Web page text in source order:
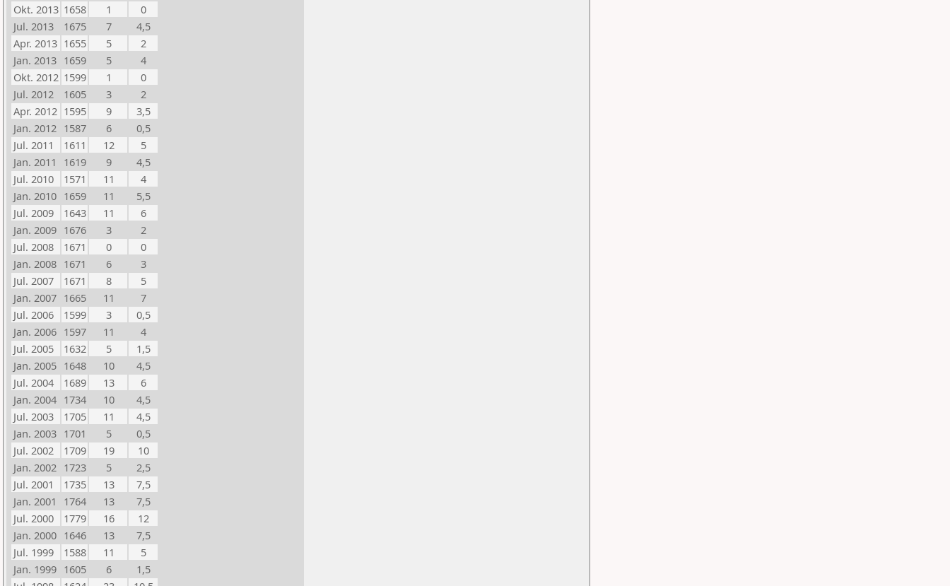
Okt. 2013 1658 1
0
Jul. 2013
1675 7
4,5
Apr. 2013 1655 5
2
Jan. 2013 1659 5
4
Okt. 2012 1599 1
0
Jul. 2012
1605 3
2
Apr. 2012 1595 9
3,5
Jan. 2012 1587 6
0,5
Jul. 2011
1611 12
5
Jan. 2011
1619 9
4,5
Jul. 2010
1571 11
4
Jan. 2010 1659 11
5,5
Jul. 2009
1643 11
6
Jan. 2009 1676 3
2
Jul. 2008
1671 0
0
Jan. 2008 1671 6
3
Jul. 2007
1671 8
5
Jan. 2007 1665 11
7
Jul. 2006
1599 3
0,5
Jan. 2006 1597 11
4
Jul. 2005
1632 5
1,5
Jan. 2005 1648 10
4,5
Jul. 2004
1689 13
6
Jan. 2004 1734 10
4,5
Jul. 2003
1705 11
4,5
Jan. 2003 1701 5
0,5
Jul. 2002
1709 19
10
Jan. 2002 1723 5
2,5
Jul. 2001
1735 13
7,5
Jan. 2001
1764 13
7,5
Jul. 2000
1779 16
12
Jan. 2000 1646 13
7,5
Jul. 1999
1588 11
5
Jan. 1999 1605 6
1,5